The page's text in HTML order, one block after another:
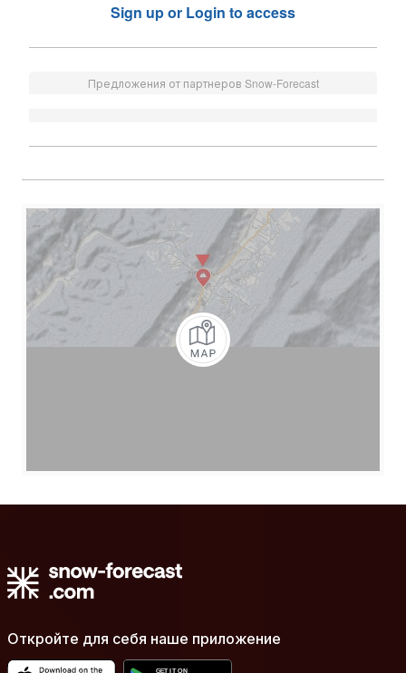
Sign up or Login to access
Предложения от партнеров Snow-Forecast
Откройте для себя наше приложение